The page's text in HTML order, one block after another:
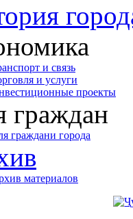
и связь
и услуги
проекты
граждан
граждани города
материалов